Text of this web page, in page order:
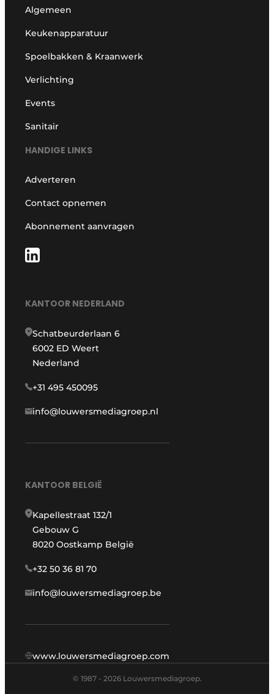
Algemeen
Keukenapparatuur
Spoelbakken & Kraanwerk
Verlichting
Events
Sanitair
HANDIGE LINKS
Adverteren
Contact opnemen
Abonnement aanvragen
KANTOOR NEDERLAND
Schatbeurderlaan 6
6002 ED Weert
Nederland
+31 495 450095
info@louwersmediagroep.nl
KANTOOR BELGIË
Kapellestraat 132/1
Gebouw G
8020 Oostkamp België
+32 50 36 81 70
info@louwersmediagroep.be
www.louwersmediagroep.com
© 1987 - 2026 Louwersmediagroep.